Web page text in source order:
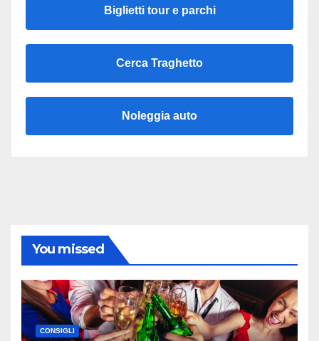
Biglietti tour e parchi
Cerca Traghetto
Noleggia auto
You missed
CONSIGLI